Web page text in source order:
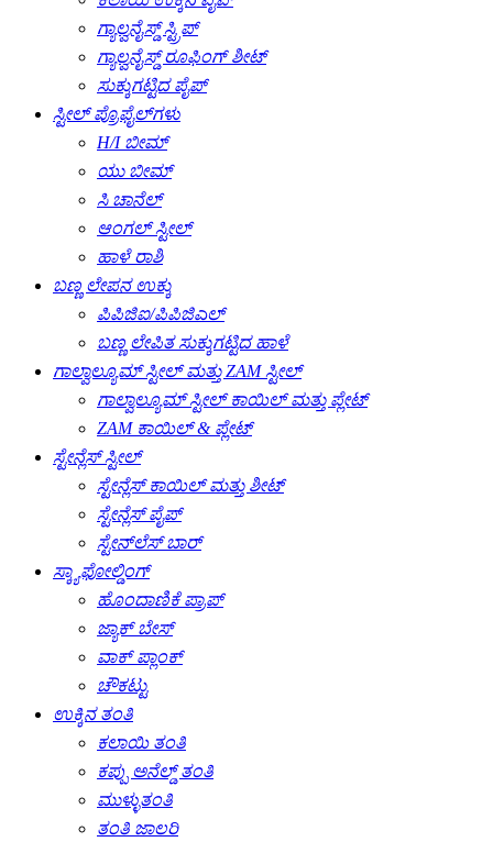
ಗ್ಯಾಲ್ವನೈಸ್ಡ್ ಸ್ಟ್ರಿಪ್
ಗ್ಯಾಲ್ವನೈಸ್ಡ್ ರೂಫಿಂಗ್ ಶೀಟ್
ಸುಕ್ಕುಗಟ್ಟಿದ ಪೈಪ್
ಸ್ಟೀಲ್ ಪ್ರೊಫೈಲ್‌ಗಳು
H/I ಬೀಮ್
ಯು ಬೀಮ್
ಸಿ ಚಾನೆಲ್
ಆಂಗಲ್ ಸ್ಟೀಲ್
ಹಾಳೆ ರಾಶಿ
ಬಣ್ಣ ಲೇಪನ ಉಕ್ಕು
ಪಿಪಿಜಿಐ/ಪಿಪಿಜಿಎಲ್
ಬಣ್ಣ ಲೇಪಿತ ಸುಕ್ಕುಗಟ್ಟಿದ ಹಾಳೆ
ಗಾಲ್ವಾಲ್ಯೂಮ್ ಸ್ಟೀಲ್ ಮತ್ತು ZAM ಸ್ಟೀಲ್
ಗಾಲ್ವಾಲ್ಯೂಮ್ ಸ್ಟೀಲ್ ಕಾಯಿಲ್ ಮತ್ತು ಪ್ಲೇಟ್
ZAM ಕಾಯಿಲ್ & ಪ್ಲೇಟ್
ಸ್ಟೇನ್ಲೆಸ್ ಸ್ಟೀಲ್
ಸ್ಟೇನ್ಲೆಸ್ ಕಾಯಿಲ್ ಮತ್ತು ಶೀಟ್
ಸ್ಟೇನ್ಲೆಸ್ ಪೈಪ್
ಸ್ಟೇನ್‌ಲೆಸ್ ಬಾರ್
ಸ್ಕ್ಯಾಫೋಲ್ಡಿಂಗ್
ಹೊಂದಾಣಿಕೆ ಪ್ರಾಪ್
ಜ್ಯಾಕ್ ಬೇಸ್
ವಾಕ್ ಪ್ಲಾಂಕ್
ಚೌಕಟ್ಟು
ಉಕ್ಕಿನ ತಂತಿ
ಕಲಾಯಿ ತಂತಿ
ಕಪ್ಪು ಅನೆಲ್ಡ್ ತಂತಿ
ಮುಳ್ಳುತಂತಿ
ತಂತಿ ಜಾಲರಿ